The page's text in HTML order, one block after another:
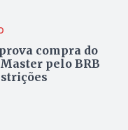
compra do
pelo BRB